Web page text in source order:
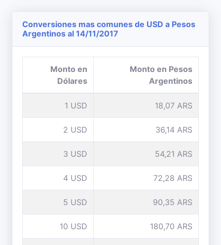
Conversiones mas comunes de USD a Pesos
Argentinos al 14/11/2017
Monto en
Dólares
Monto en Pesos
Argentinos
1 USD 18,07 ARS
2 USD 36,14 ARS
3 USD 54,21 ARS
4 USD 72,28 ARS
5 USD 90,35 ARS
10 USD 180,70 ARS